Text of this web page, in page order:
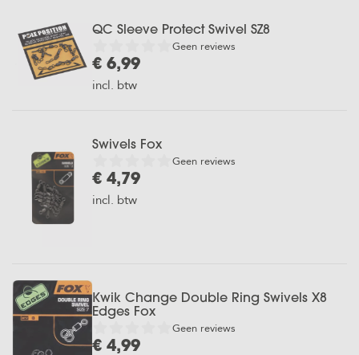
QC Sleeve Protect Swivel SZ8
Geen reviews
€ 6,99
incl. btw
Swivels Fox
Geen reviews
€ 4,79
incl. btw
Kwik Change Double Ring Swivels X8
Edges Fox
Geen reviews
€ 4,99